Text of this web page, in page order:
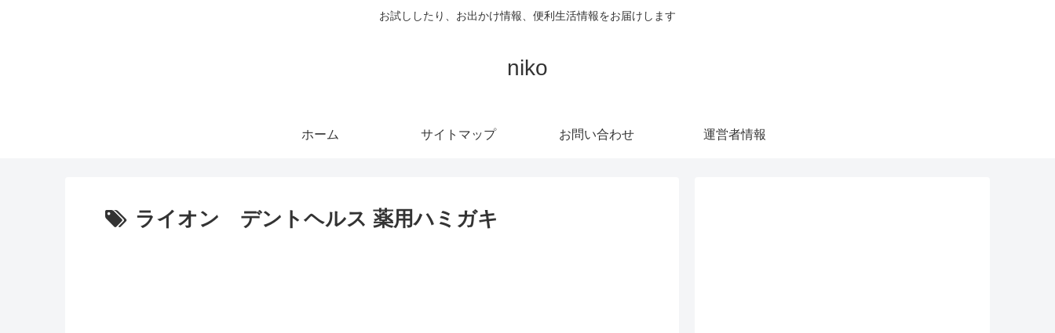
お試ししたり、お出かけ情報、便利生活情報をお届けします
niko
ホーム サイトマップ お問い合わせ 運営者情報
ライオン デントヘルス 薬用ハミガキ